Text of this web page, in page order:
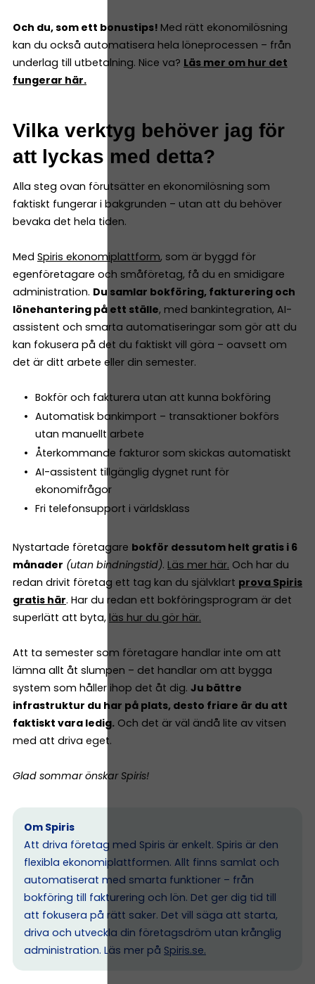
Och du, som ett bonustips! Med rätt ekonomilösning
kan du också automatisera hela löneprocessen – från
underlag till utbetalning. Nice va? Läs mer om hur det
fungerar här.
Vilka verktyg behöver jag för
att lyckas med detta?
Alla steg ovan förutsätter en ekonomilösning som
faktiskt fungerar i bakgrunden – utan att du behöver
bevaka det hela tiden.
Med Spiris ekonomiplattform, som är byggd för
egenföretagare och småföretag, få du en smidigare
administration. Du samlar bokföring, fakturering och
lönehantering på ett ställe, med bankintegration, AI-
assistent och smarta automatiseringar som gör att du
kan fokusera på det du faktiskt vill göra – oavsett om
det är ditt arbete eller din semester.
Bokför och fakturera utan att kunna bokföring
Automatisk bankimport – transaktioner bokförs
utan manuellt arbete
Återkommande fakturor som skickas automatiskt
AI-assistent tillgänglig dygnet runt för
ekonomifrågor
Fri telefonsupport i världsklass
Nystartade företagare bokför dessutom helt gratis i 6
månader (utan bindningstid). Läs mer här. Och har du
redan drivit företag ett tag kan du självklart prova Spiris
gratis här. Har du redan ett bokföringsprogram är det
superlätt att byta, läs hur du gör här.
Att ta semester som företagare handlar inte om att
lämna allt åt slumpen – det handlar om att bygga
system som håller ihop det åt dig. Ju bättre
infrastruktur du har på plats, desto friare är du att
faktiskt vara ledig. Och det är väl ändå lite av vitsen
med att driva eget.
Glad sommar önskar Spiris!
Om Spiris
Att driva företag med Spiris är enkelt. Spiris är den
flexibla ekonomiplattformen. Allt finns samlat och
automatiserat med smarta funktioner – från
bokföring till fakturering och lön. Det ger dig tid till
att fokusera på rätt saker. Det vill säga att starta,
driva och utveckla din företagsdröm utan krånglig
administration. Läs mer på Spiris.se.